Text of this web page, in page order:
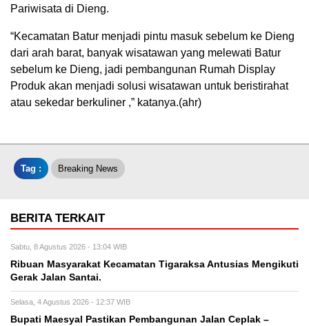
Pariwisata di Dieng.
“Kecamatan Batur menjadi pintu masuk sebelum ke Dieng
dari arah barat, banyak wisatawan yang melewati Batur
sebelum ke Dieng, jadi pembangunan Rumah Display
Produk akan menjadi solusi wisatawan untuk beristirahat
atau sekedar berkuliner ,” katanya.(ahr)
Tag : Breaking News
BERITA TERKAIT
Sabtu, 8 Agustus 2026 - 13:04 WIB
Ribuan Masyarakat Kecamatan Tigaraksa Antusias Mengikuti
Gerak Jalan Santai.
Selasa, 4 Agustus 2026 - 12:37 WIB
Bupati Maesyal Pastikan Pembangunan Jalan Ceplak –